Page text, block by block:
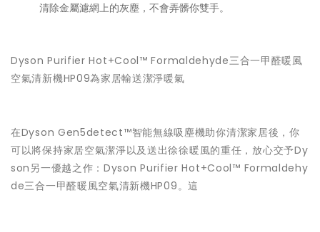
清除金屬濾網上的灰塵，不會弄髒你雙手。
Dyson Purifier Hot+Cool™ Formaldehyde三合一甲醛暖風
空氣清新機HP09為家居輸送潔淨暖氣
在Dyson Gen5detect™智能無線吸塵機助你清潔家居後，你
可以將保持家居空氣潔淨以及送出徐徐暖風的重任，放心交予Dy
son另一優越之作：Dyson Purifier Hot+Cool™ Formaldehy
de三合一甲醛暖風空氣清新機HP09。這